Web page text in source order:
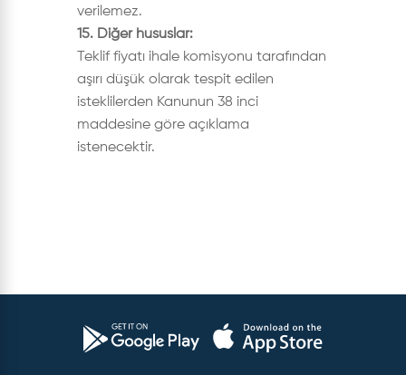
verilemez.
15. Diğer hususlar:
Teklif fiyatı ihale komisyonu tarafından
aşırı düşük olarak tespit edilen
isteklilerden Kanunun 38 inci
maddesine göre açıklama
istenecektir.